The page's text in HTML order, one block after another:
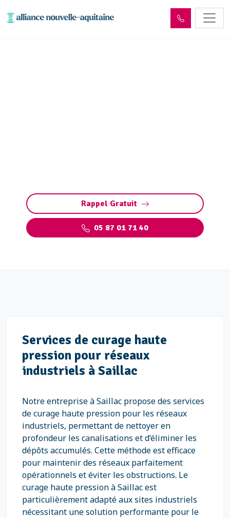
Rappel Gratuit
05 87 01 71 40
Services de curage haute
pression pour réseaux
industriels à Saillac
Notre entreprise à Saillac propose des services
de curage haute pression pour les réseaux
industriels, permettant de nettoyer en
profondeur les canalisations et d’éliminer les
dépôts accumulés. Cette méthode est efficace
pour maintenir des réseaux parfaitement
opérationnels et éviter les obstructions. Le
curage haute pression à Saillac est
particulièrement adapté aux sites industriels
nécessitant une solution performante pour le